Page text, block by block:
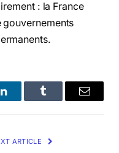
: la France
gouvernements
LinkedInTumblr Email
ARTICLE